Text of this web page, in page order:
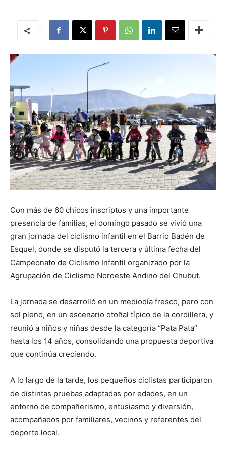
Con más de 60 chicos inscriptos y una importante
presencia de familias, el domingo pasado se vivió una
gran jornada del ciclismo infantil en el Barrio Badén de
Esquel, donde se disputó la tercera y última fecha del
Campeonato de Ciclismo Infantil organizado por la
Agrupación de Ciclismo Noroeste Andino del Chubut.
La jornada se desarrolló en un mediodía fresco, pero con
sol pleno, en un escenario otoñal típico de la cordillera, y
reunió a niños y niñas desde la categoría “Pata Pata”
hasta los 14 años, consolidando una propuesta deportiva
que continúa creciendo.
A lo largo de la tarde, los pequeños ciclistas participaron
de distintas pruebas adaptadas por edades, en un
entorno de compañerismo, entusiasmo y diversión,
acompañados por familiares, vecinos y referentes del
deporte local.